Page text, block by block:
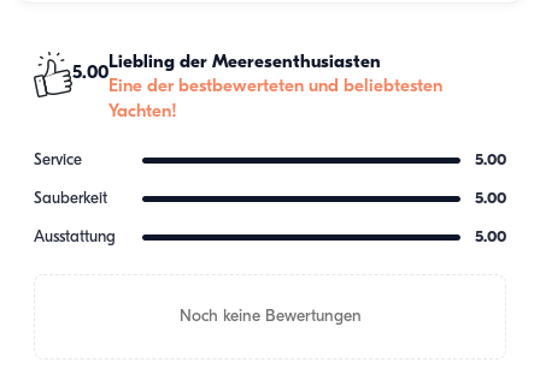
5.00
Liebling der Meeresenthusiasten
Eine der bestbewerteten und beliebtesten
Yachten!
Service 5.00
Sauberkeit 5.00
Ausstattung 5.00
Noch keine Bewertungen